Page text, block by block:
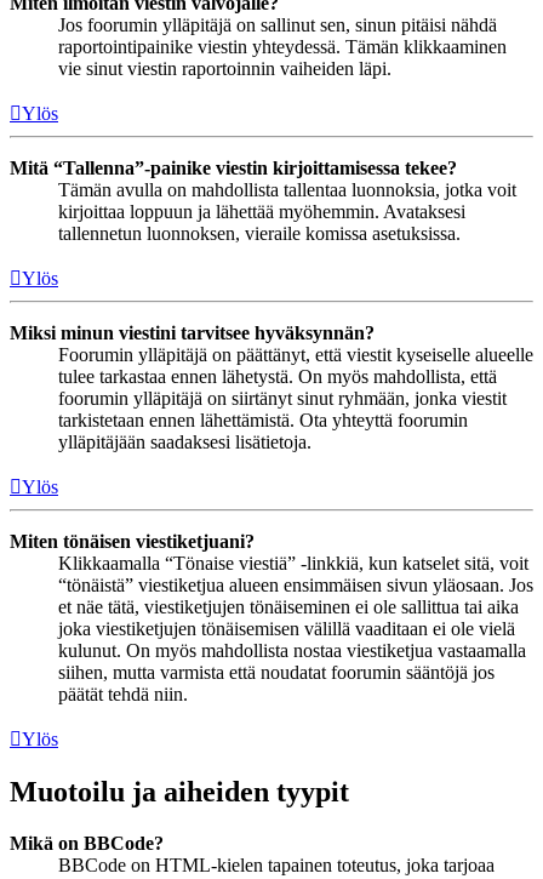
Jos foorumin ylläpitäjä on sallinut sen, sinun pitäisi nähdä
raportointipainike viestin yhteydessä. Tämän klikkaaminen
vie sinut viestin raportoinnin vaiheiden läpi.
Ylös
Mitä “Tallenna”-painike viestin kirjoittamisessa tekee?
Tämän avulla on mahdollista tallentaa luonnoksia, jotka voit
kirjoittaa loppuun ja lähettää myöhemmin. Avataksesi
tallennetun luonnoksen, vieraile komissa asetuksissa.
Ylös
Miksi minun viestini tarvitsee hyväksynnän?
Foorumin ylläpitäjä on päättänyt, että viestit kyseiselle alueelle
tulee tarkastaa ennen lähetystä. On myös mahdollista, että
foorumin ylläpitäjä on siirtänyt sinut ryhmään, jonka viestit
tarkistetaan ennen lähettämistä. Ota yhteyttä foorumin
ylläpitäjään saadaksesi lisätietoja.
Ylös
Miten tönäisen viestiketjuani?
Klikkaamalla “Tönaise viestiä” -linkkiä, kun katselet sitä, voit
“tönäistä” viestiketjua alueen ensimmäisen sivun yläosaan. Jos
et näe tätä, viestiketjujen tönäiseminen ei ole sallittua tai aika
joka viestiketjujen tönäisemisen välillä vaaditaan ei ole vielä
kulunut. On myös mahdollista nostaa viestiketjua vastaamalla
siihen, mutta varmista että noudatat foorumin sääntöjä jos
päätät tehdä niin.
Ylös
Muotoilu ja aiheiden tyypit
Mikä on BBCode?
BBCode on HTML-kielen tapainen toteutus, joka tarjoaa